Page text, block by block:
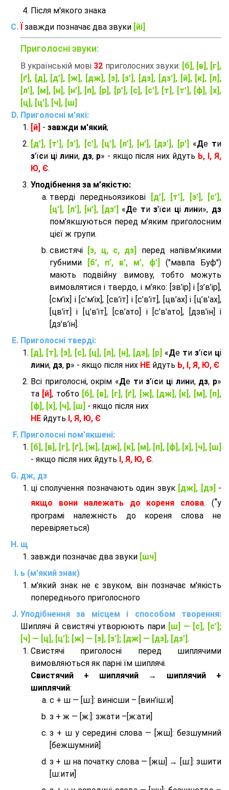
Після м'якого знака
завжди позначає два звуки [йі]
Приголосні звуки:
В українській мові 32 приголосних звуки: [б], [в], [г],
[ґ], [д], [д’], [ж], [дж], [з], [з’], [дз], [дз’], [й], [к], [л],
[л’], [м], [н], [н’], [п], [р], [р’], [с], [с’], [т], [т’], [ф], [х],
[ц], [ц’], [ч], [ш]
Приголосні м'які:
[й] - завжди м'який;
[д’], [т’], [з’], [с’], [ц’], [л’], [н’], [дз’], [р’]
«Де ти
з'їси ці лини, дз, р» - якщо після них йдуть Ь, І, Я,
Ю, Є.
Уподібнення за м’якістю:
тверді передньоязикові
[д’], [т’], [з’], [с’],
[ц’], [л’], [н’], [дз’] «Де тиз'їси цілини», дз
пом'якшуються перед м’яким приголосним
цієї ж групи.
cвистячі
[з, ц, с, дз]
перед напівм’якими
губними
[б’, п’, в’, м’, ф’]
("мавпа Буф")
мають подвійну вимову, тобто можуть
вимовлятися і твердо, і м’яко: [зв’ір] і [з’в’ір],
[см’іх] і [с’м’іх], [св’іт] і [с’в’іт], [цв’ах] і [ц’в’ах],
[цв’іт] і [ц’в’іт], [св’ато] і [с’в’ато], [дзв’iн] і
[дз’в’iн].
Приголосні тверді:
[д], [т], [з], [с], [ц], [л], [н], [дз], [р] «Де ти з'їси ці
лини, дз, р» - якщо після них НЕ йдуть Ь, І, Я, Ю, Є
Всі приголосні, окрім «Де тиз'їси ці лини, дз, р»
та [й], тобто [б], [в], [г], [ґ], [ж], [дж], [к], [м], [п],
[ф], [х], [ч], [ш] - якщо після них
НЕ йдуть І, Я, Ю, Є
Приголосні пом'якшені:
[б], [в], [г], [ґ], [ж], [дж], [к], [м], [п], [ф], [х], [ч], [ш]
- якщо після них йдуть І, Я, Ю, Є.
дж, дз
ці сполучення позначають один звук [дж], [дз] -
якщо вони належать до кореня слова. (*у
програмі належність до кореня слова не
перевіряеться)
щ
завжди позначає два звуки [шч]
ь (м'який знак)
м'який знак не є звуком, він позначає м'якість
попереднього приголосного
Уподібнення за місцем і способом творення:
Шиплячі й свистячі утворюють пари [ш] — [c], [с’];
[ч] — [ц], [ц’]; [ж] — [з], [з’]; [дж] — [дз], [дз’] .
Свистячі приголосні перед шиплячими
вимовляються як парні їм шиплячі.
Cвистячий + шиплячий → шиплячий +
шиплячий:
с + ш — [ш:]: винісши – [вин’іш:и]
з + ж — [ж:]: зжати –[ж:ати]
з + ш у середині слова — [жш]: безшумний
[бежшумний]
з + ш на початку слова — [жш] → [ш:]: зшити
[ш:ити]